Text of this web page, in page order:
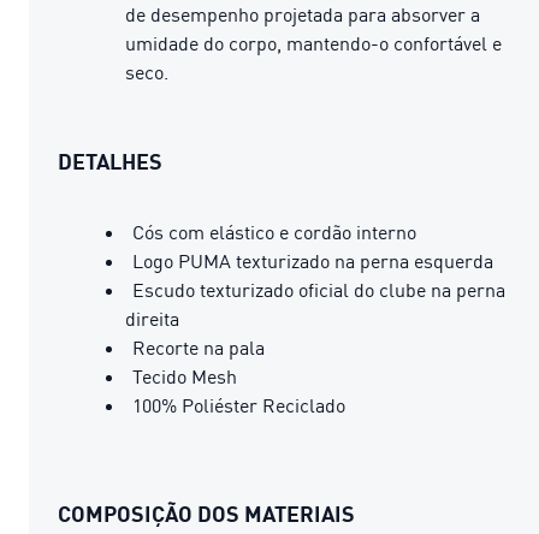
de desempenho projetada para absorver a
umidade do corpo, mantendo-o confortável e
seco.
DETALHES
Cós com elástico e cordão interno
Logo PUMA texturizado na perna esquerda
Escudo texturizado oficial do clube na perna
direita
Recorte na pala
Tecido Mesh
100% Poliéster Reciclado
COMPOSIÇÃO DOS MATERIAIS